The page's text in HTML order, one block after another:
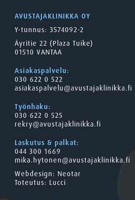
AVUSTAJAKLINIKKA OY
Y-tunnus: 3574092-2
Äyritie 22 (Plaza Tuike)
01510 VANTAA
Asiakaspalvelu:
030 622 0 522
asiakaspalvelu@avustajaklinikka.fi
Työnhaku:
030 622 0 525
rekry@avustajaklinikka.fi
Laskutus & palkat:
044 300 1669
mika.hytonen@avustajaklinikka.fi
Webdesign: Neotar
Toteutus: Lucci